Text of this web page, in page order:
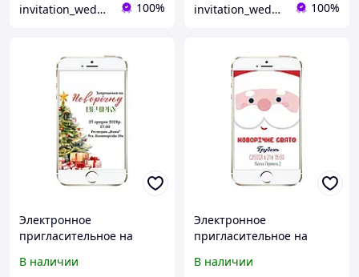
invitation_wedding 100% invitation_wedding 100%
Электронное
пригласительное на
елка"
В наличии
Электронное
пригласительное на
В наличии